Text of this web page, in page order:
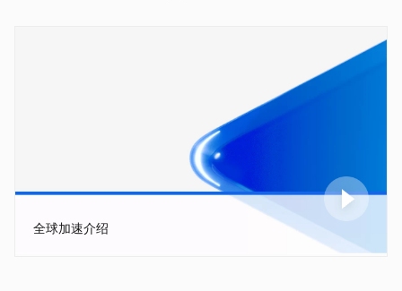
全球加速介绍